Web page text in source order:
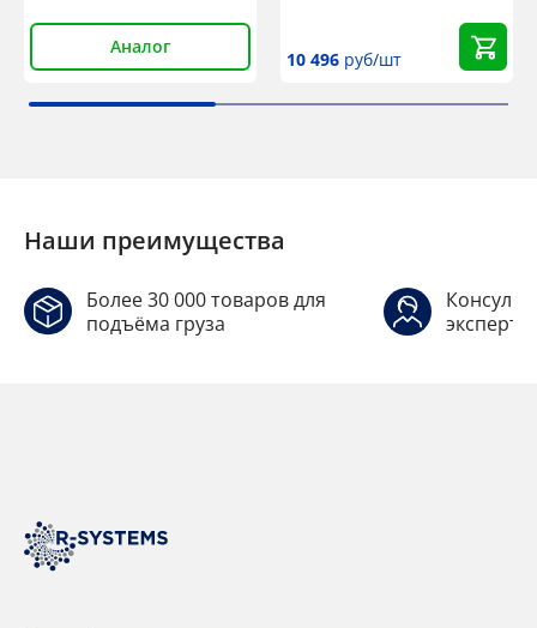
Аналог
10 496 руб/шт
Наши преимущества
Более 30 000 товаров для
подъёма груза